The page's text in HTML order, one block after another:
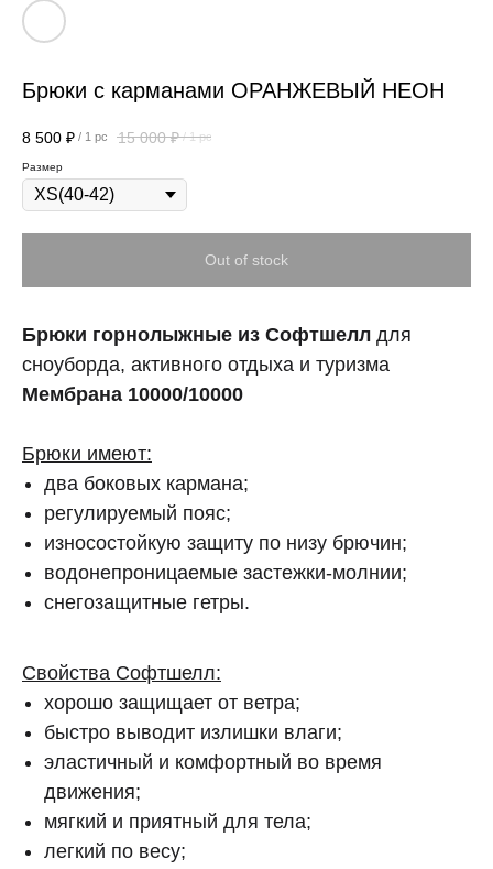
Брюки с карманами ОРАНЖЕВЫЙ НЕОН
8 500 ₽ / 1 pc 15 000 ₽ / 1 pc
Размер
Out of stock
Брюки горнолыжные из Софтшелл для
сноуборда, активного отдыха и туризма
Мембрана 10000/10000
Брюки имеют:
два боковых кармана;
регулируемый пояс;
износостойкую защиту по низу брючин;
водонепроницаемые застежки-молнии;
cнегозащитные гетры.
Свойства Софтшелл:
хорошо защищает от ветра;
быстро выводит излишки влаги;
эластичный и комфортный во время
движения;
мягкий и приятный для тела;
легкий по весу;